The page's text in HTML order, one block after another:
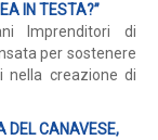
IN TESTA?”
Imprenditori di
per sostenere
nella creazione di
DEL CANAVESE,